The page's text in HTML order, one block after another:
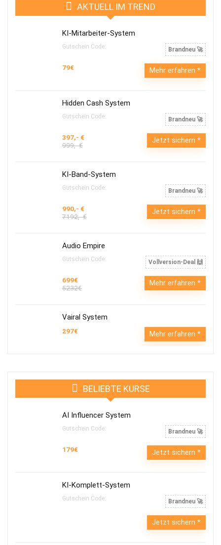
AKTUELL IM TREND
KI-Mitarbeiter-System
Gutschein Code: Brandneu 🚀
79€ Mehr erfahren
Hidden Cash System
Gutschein Code: Brandneu 🚀
397,- €
999,- €
Jetzt sichern
KI-Band-System
Gutschein Code: Brandneu 🚀
990,- €
7192,- €
Jetzt sichern
Audio Empire
Gutschein Code: Vollversion-Deal 🙌
699€
5232€
Mehr erfahren
Vairal System
297€ Mehr erfahren
BELIEBTE KURSE
AI Influencer System
Gutschein Code: Brandneu 🚀
179€ Jetzt sichern
KI-Komplett-System
Gutschein Code: Brandneu 🚀
Jetzt sichern